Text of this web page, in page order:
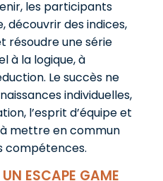
les participants
découvrir des indices,
résoudre une série
à la logique, à
Le succès ne
individuelles,
l’esprit d’équipe et
mettre en commun
compétences.
ESCAPE GAME